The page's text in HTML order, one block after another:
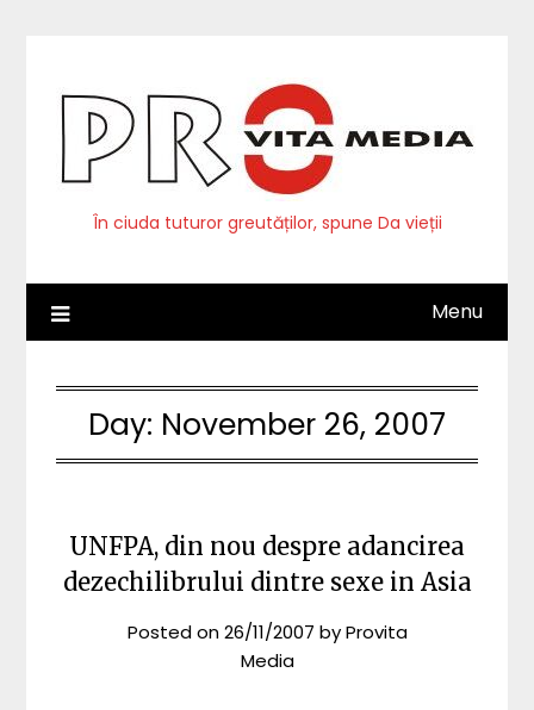
În ciuda tuturor greutăților, spune Da vieții
Menu
Day: November 26, 2007
UNFPA, din nou despre adancirea
dezechilibrului dintre sexe in Asia
Posted on26/11/2007 byProvita
Media